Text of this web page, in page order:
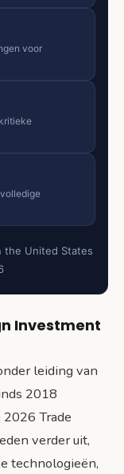
voor
the United States
Investment
leiding van
2018
Trade
verder uit,
technologieën,